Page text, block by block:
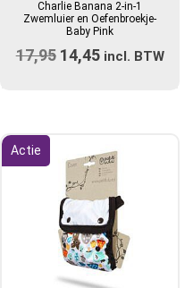
heeft
meerdere
variaties.
worden
op
de
productpagina
Charlie Banana 2-in-1
Zwemluier en Oefenbroekje-
Baby Pink
17,95 Oorspronkelijke
14,45Huidige
incl. BTW
Actie